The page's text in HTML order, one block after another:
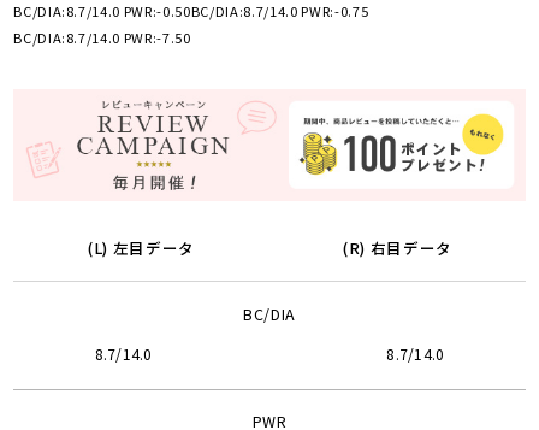
BC/DIA:8.7/14.0 PWR:-0.50BC/DIA:8.7/14.0 PWR:-0.75
BC/DIA:8.7/14.0 PWR:-7.50
(L) 左目データ (R) 右目データ
BC/DIA
8.7/14.0 8.7/14.0
PWR